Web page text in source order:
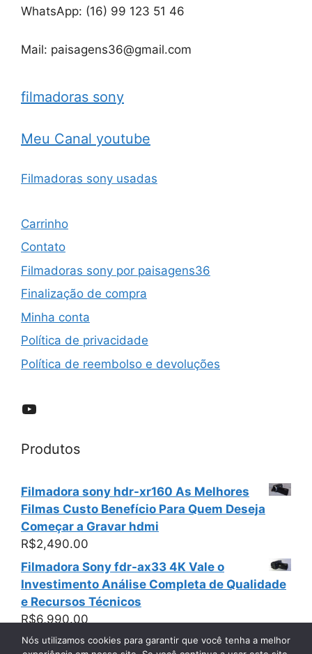
WhatsApp: (16) 99 123 51 46
Mail: paisagens36@gmail.com
filmadoras sony
Meu Canal youtube
Filmadoras sony usadas
Carrinho
Contato
Filmadoras sony por paisagens36
Finalização de compra
Minha conta
Política de privacidade
Política de reembolso e devoluções
YouTube
Produtos
Filmadora sony hdr-xr160 As Melhores
Filmas Custo Benefício Para Quem Deseja
Começar a Gravar hdmi
R$2,490.00
Filmadora Sony fdr-ax33 4K Vale o
Investimento Análise Completa de Qualidade
e Recursos Técnicos
R$6,990.00
Nós utilizamos cookies para garantir que você tenha a melhor